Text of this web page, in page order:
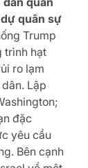
quân sự
Trump
trình hạt
ro lạm
Lập
đặc
yêu cầu
Bên cạnh